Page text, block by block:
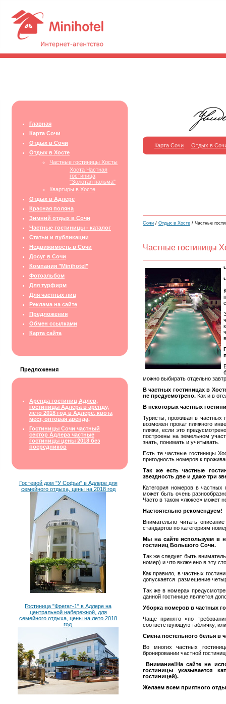
Главная
Карта Сочи
Отдых в Сочи
Отдых в Хосте
Частные гостиницы Хосты
Хоста Частная
гостиница
"Золотая пальма"
Квартиры в Хосте
Отдых в Адлере
Красная поляна
Зимний отдых в Сочи
Частные гостиницы - каталог
Статьи и публикации
Недвижимость в Сочи
Досуг в Сочи
Компания "Minihotel"
Фотоальбом
Для турфирм
Для частных лиц
Реклама на сайте
Предложения
Обмен ссылками
Карта сайта
Предложения
Аренда гостиниц Адлер,
гостиницы Адлера в аренду,
лето 2018 год в Адлере, квота
мест, оптовая аренда,
Гостиницы Сочи частный
сектор Адлера частные
гостиницы цены 2018 без
посредников
Гостевой дом "У Софьи" в Адлере для
семейного отдыха, цены на 2018 год
Гостиница "Фрегат-1" в Адлере на
центральной набережной, для
семейного отдыха, цены на лето 2018
год.
Карта Сочи Отдых в
Сочи / Отдых в Хосте / Частные
Частные гостиницы
можно выбирать отдельно
В частных гостиницах в
не предусмотрено. Как и в
В некоторых частных
Туристы, проживая в частных
возможен прокат пляжного
пляжи, если это
построены на земельном
знать, понимать и учитывать.
Есть те частные гостиницы
пригодность номеров к
Так же есть частные
звездность две и даже три
Категория номеров в
может быть очень
Часто в таком «люксе» может
Настоятельно рекомендуем!
Внимательно читать
стандартов по категориям
Мы на сайте используем в
гостиниц Большого Сочи.
Так же следует быть
номер) и что включено в эту
Как правило, в частных
допускается размещение
Так же в номерах
данной гостинице является
Уборка номеров в частных
Чаще принято «по
соответствующую табличку,
Смена постельного белья в
Во многих частных
бронировании частной
Внимание!На сайте не
гостиницы указывается
гостиницей).
Желаем всем приятного